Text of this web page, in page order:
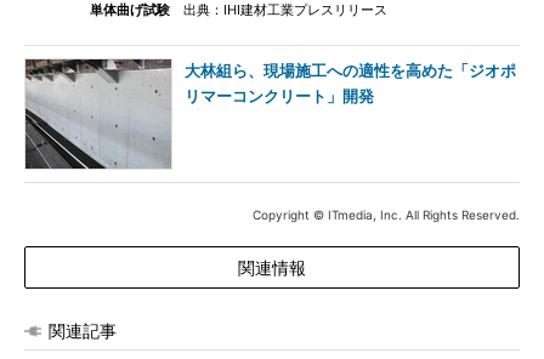
単体曲げ試験 出典：IHI建材工業プレスリリース
大林組ら、現場施工への適性を高めた「ジオポ
リマーコンクリート」開発
Copyright © ITmedia, Inc. All Rights Reserved.
関連情報
関連記事